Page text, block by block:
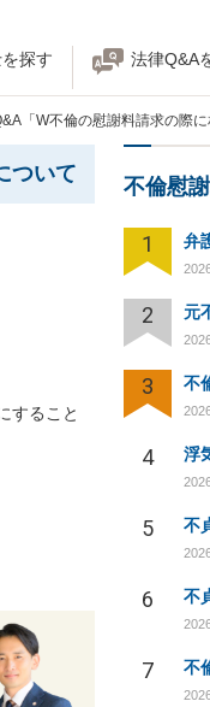
探す 法律Q&A
「W不倫の慰謝料請求の際
ついて
すること
不倫慰
1
2 元
3
4
5
6 不
7